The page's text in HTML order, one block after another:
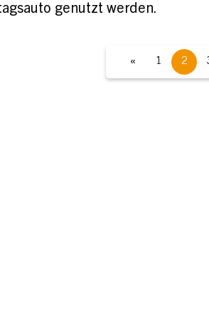
genutzt werden.
« 1 2